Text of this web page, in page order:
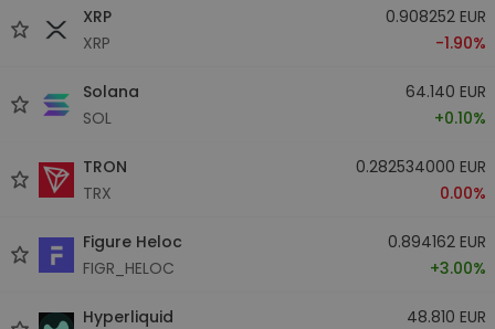
XRP
XRP
0.908252 EUR
-1.90%
Solana
SOL
64.140 EUR
+0.10%
TRON
TRX
0.282534000 EUR
0.00%
Figure Heloc
FIGR_HELOC
0.894162 EUR
+3.00%
Hyperliquid
48.810 EUR